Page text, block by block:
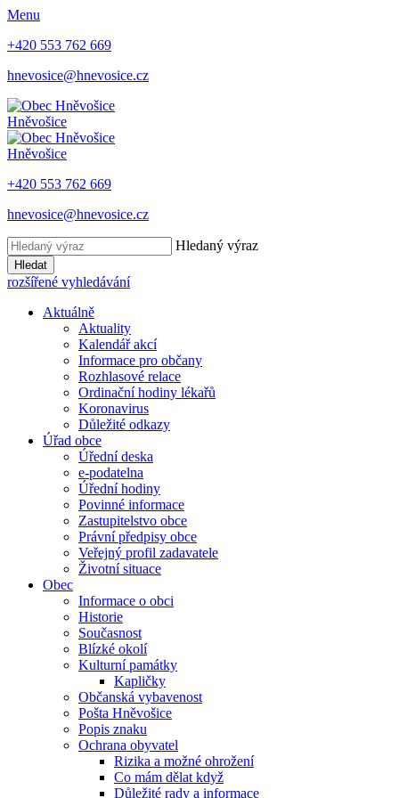
Menu
+420 553 762 669
hnevosice@hnevosice.cz
Hněvošice
Hněvošice
+420 553 762 669
hnevosice@hnevosice.cz
Hledaný výraz
Hledat
rozšířené vyhledávání
Aktuálně
Aktuality
Kalendář akcí
Informace pro občany
Rozhlasové relace
Ordinační hodiny lékařů
Koronavirus
Důležité odkazy
Úřad obce
Úřední deska
e-podatelna
Úřední hodiny
Povinné informace
Zastupitelstvo obce
Právní předpisy obce
Veřejný profil zadavatele
Životní situace
Obec
Informace o obci
Historie
Současnost
Blízké okolí
Kulturní památky
Kapličky
Občanská vybavenost
Pošta Hněvošice
Popis znaku
Ochrana obyvatel
Rizika a možné ohrožení
Co mám dělat když
Důležité rady a informace